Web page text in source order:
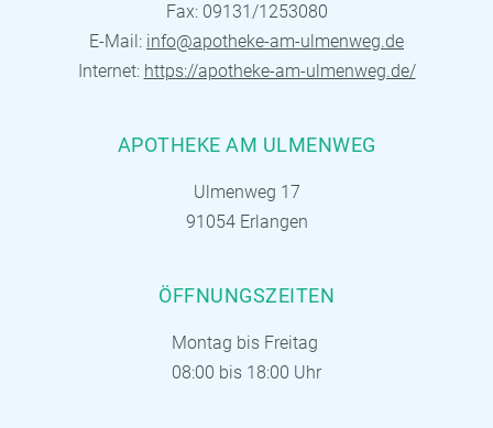
Fax: 09131/1253080
E-Mail: info@apotheke-am-ulmenweg.de
Internet: https://apotheke-am-ulmenweg.de/
APOTHEKE AM ULMENWEG
Ulmenweg 17
91054 Erlangen
ÖFFNUNGSZEITEN
Montag bis Freitag
08:00 bis 18:00 Uhr